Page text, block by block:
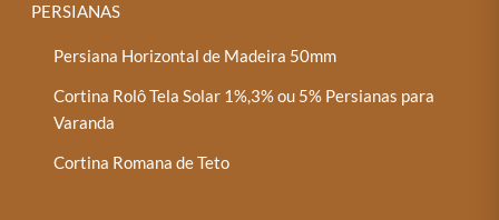
PERSIANAS
Persiana Horizontal de Madeira 50mm
Cortina Rolô Tela Solar 1%,3% ou 5% Persianas para
Varanda
Cortina Romana de Teto